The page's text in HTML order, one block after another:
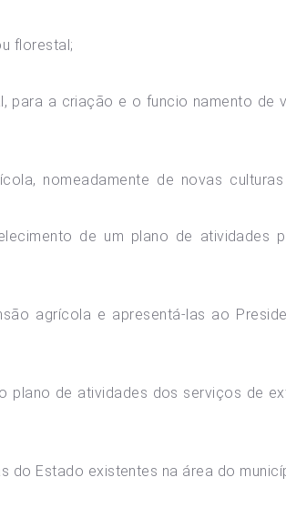
florestal;
para a criação e o funcio namento de
nomeadamente de novas
de um plano de atividades
agrícola e apresentá-las ao
plano de atividades dos serviços de
Estado existentes na área do